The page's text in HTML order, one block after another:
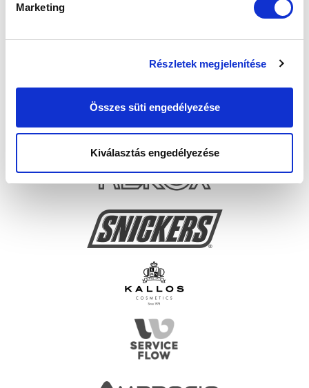
Marketing
Részletek megjelenítése
Összes süti engedélyezése
Kiválasztás engedélyezése